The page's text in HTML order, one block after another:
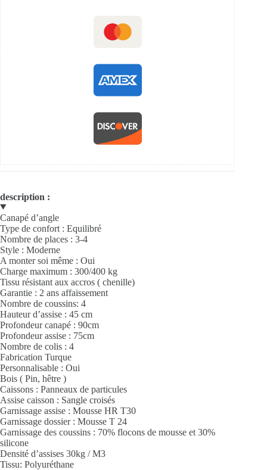
description :
Canapé d’angle
Type de confort : Equilibré
Nombre de places : 3-4
Style : Moderne
A monter soi même : Oui
Charge maximum : 300/400 kg
Tissu résistant aux accros ( chenille)
Garantie : 2 ans affaissement
Nombre de coussins: 4
Hauteur d’assise : 45 cm
Profondeur canapé : 90cm
Profondeur assise : 75cm
Nombre de colis : 4
Fabrication Turque
Personnalisable : Oui
Bois ( Pin, hêtre )
Caissons : Panneaux de particules
Assise caisson : Sangle croisés
Garnissage assise : Mousse HR T30
Garnissage dossier : Mousse T 24
Garnissage des coussins : 70% flocons de mousse et 30%
silicone
Densité d’assises 30kg / M3
Tissu: Polyuréthane